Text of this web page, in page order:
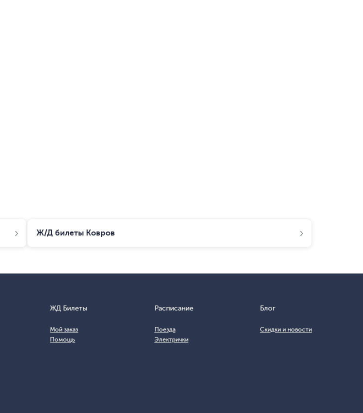
Ж/Д билеты Ковров
ЖД Билеты
Мой заказ
Помощь
Расписание
Поезда
Электрички
Блог
Скидки и новости